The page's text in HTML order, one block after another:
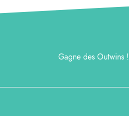
Gagne des Outwins !